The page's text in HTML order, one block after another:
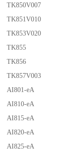
TK850V007
TK851V010
TK853V020
TK855
TK856
TK857V003
AI801-eA
AI810-eA
AI815-eA
AI820-eA
AI825-eA